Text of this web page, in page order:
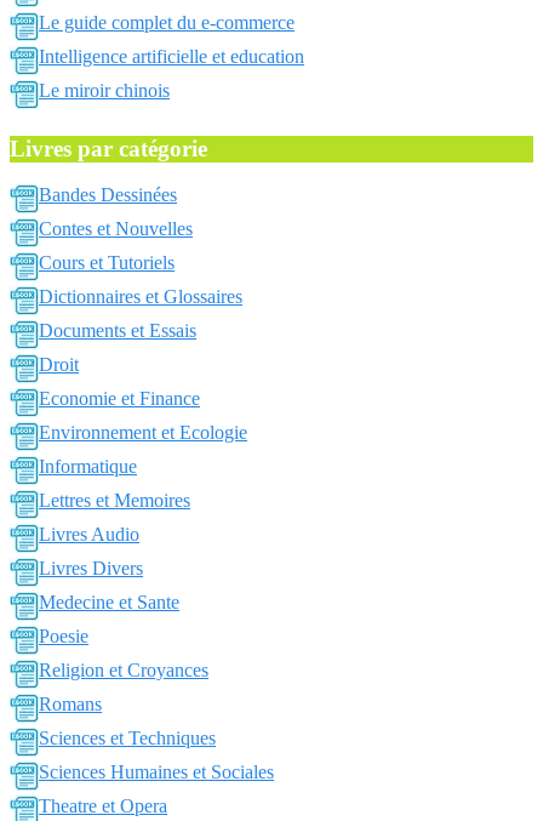
Le guide complet du e-commerce
Intelligence artificielle et education
Le miroir chinois
Livres par catégorie
Bandes Dessinées
Contes et Nouvelles
Cours et Tutoriels
Dictionnaires et Glossaires
Documents et Essais
Droit
Economie et Finance
Environnement et Ecologie
Informatique
Lettres et Memoires
Livres Audio
Livres Divers
Medecine et Sante
Poesie
Religion et Croyances
Romans
Sciences et Techniques
Sciences Humaines et Sociales
Theatre et Opera